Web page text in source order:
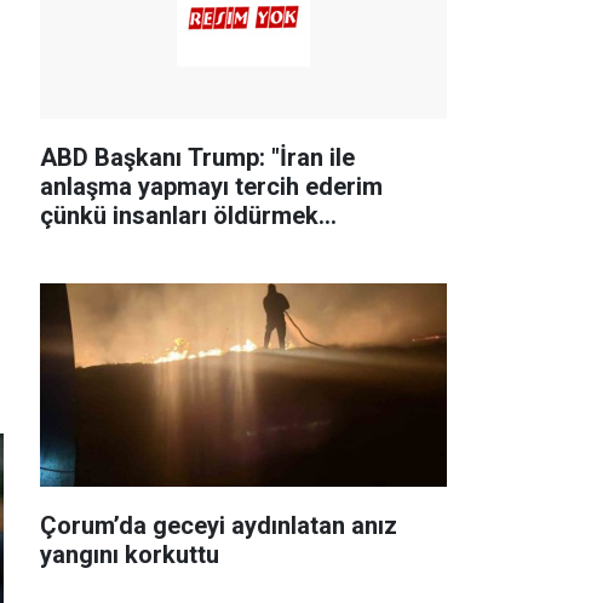
ABD Başkanı Trump: "İran ile
anlaşma yapmayı tercih ederim
çünkü insanları öldürmek
Çorum’da geceyi aydınlatan anız
yangını korkuttu